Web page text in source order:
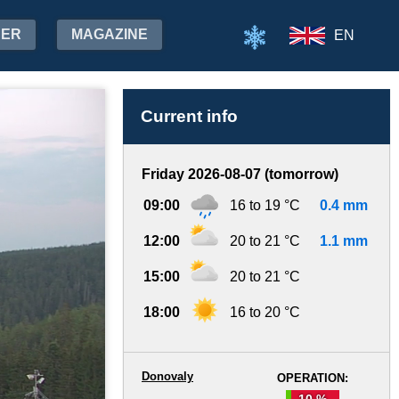
MAGAZINE EN
Current info
Friday 2026-08-07 (tomorrow)
09:00 16 to 19 °C 0.4 mm
12:00 20 to 21 °C 1.1 mm
15:00 20 to 21 °C
18:00 16 to 20 °C
OPERATION:
Donovaly